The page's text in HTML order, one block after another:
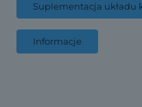
Suplementacja układu
Informacje